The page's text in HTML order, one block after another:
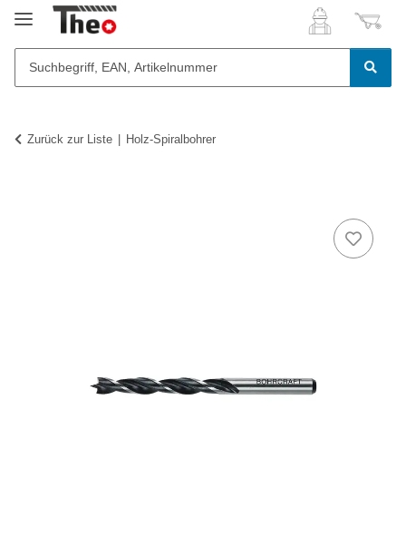
Zurück zur Liste Holz-Spiralbohrer